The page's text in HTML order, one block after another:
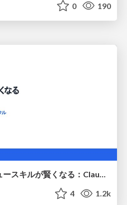
0 190
修正PRを食べてレビュースキルが賢くなる：Claude Codeによる自己改善サイクル
4 1.2k